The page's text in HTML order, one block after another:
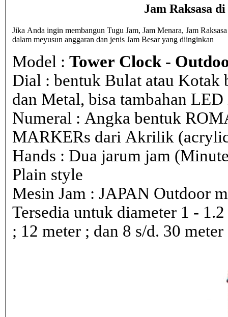
Jam Raksasa
Jika Anda ingin membangun Tugu Jam, Jam Menara, Jam
dalam meyusun anggaran dan jenis Jam Besar yang diinginkan
Model : Tower Clock -
Dial : bentuk Bulat atau
dan Metal, bisa tambahan
Numeral : Angka bentuk
MARKERs dari Akrilik
Hands : Dua jarum jam
Plain style
Mesin Jam : JAPAN Outdoor
Tersedia untuk diameter 1 -
; 12 meter ; dan 8 s/d. 30 meter